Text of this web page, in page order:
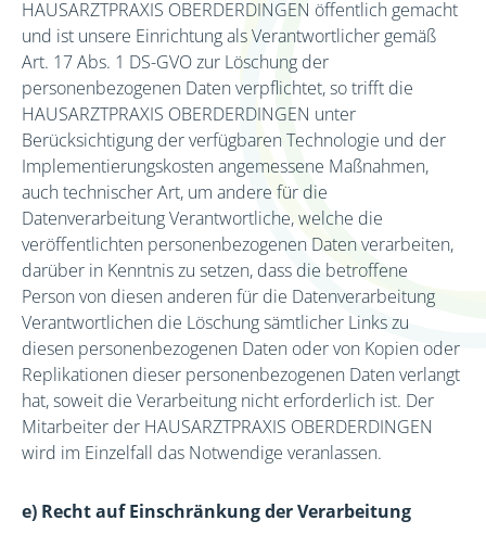
HAUSARZTPRAXIS OBERDERDINGEN öffentlich gemacht
und ist unsere Einrichtung als Verantwortlicher gemäß
Art. 17 Abs. 1 DS-GVO zur Löschung der
personenbezogenen Daten verpflichtet, so trifft die
HAUSARZTPRAXIS OBERDERDINGEN unter
Berücksichtigung der verfügbaren Technologie und der
Implementierungskosten angemessene Maßnahmen,
auch technischer Art, um andere für die
Datenverarbeitung Verantwortliche, welche die
veröffentlichten personenbezogenen Daten verarbeiten,
darüber in Kenntnis zu setzen, dass die betroffene
Person von diesen anderen für die Datenverarbeitung
Verantwortlichen die Löschung sämtlicher Links zu
diesen personenbezogenen Daten oder von Kopien oder
Replikationen dieser personenbezogenen Daten verlangt
hat, soweit die Verarbeitung nicht erforderlich ist. Der
Mitarbeiter der HAUSARZTPRAXIS OBERDERDINGEN
wird im Einzelfall das Notwendige veranlassen.
e) Recht auf Einschränkung der Verarbeitung